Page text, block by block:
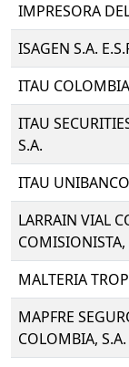
IMPRESORA
ISAGEN S.A.
ITAU
ITAU
S.A.
ITAU
LARRAIN VIAL
COMISIONISTA,
MALTERIA
MAPFRE
COLOMBIA, S.A.